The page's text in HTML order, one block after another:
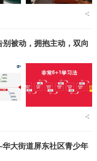
被动，拥抱主动，双向
大街道屏东社区青少年